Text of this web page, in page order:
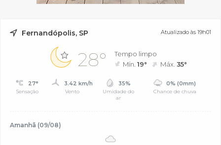
Fernandópolis, SP Atualizado às 19h01
28°
Tempo limpo
Mín.19° Máx.35°
27°
Sensação
3.42 km/h
Vento
35%
Umidade do
ar
0% (0mm)
Chance de chuva
Amanhã (09/08)